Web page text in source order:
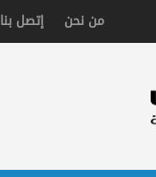
من نحن إتصل بنا